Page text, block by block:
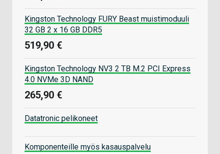
Kingston Technology FURY Beast muistimoduuli
32 GB 2 x 16 GB DDR5
519,90 €
Kingston Technology NV3 2 TB M.2 PCI Express
4.0 NVMe 3D NAND
265,90 €
Datatronic pelikoneet
Komponenteille myös kasauspalvelu